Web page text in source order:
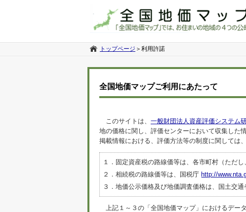
トップページ ＞ 利用許諾
全国地価マップご利用にあたって
このサイトは、 一般財団法人資産評価システム
地の価格に関し、評価センターにおいて収集した
掲載情報における、評価方法等の制度に関しては
１．固定資産税の路線価等は、各市町村（ただし
２．相続税の路線価等は、国税庁 http://
３．地価公示価格及び地価調査価格は、国土交通
上記１～３の「全国地価マップ」におけるデー